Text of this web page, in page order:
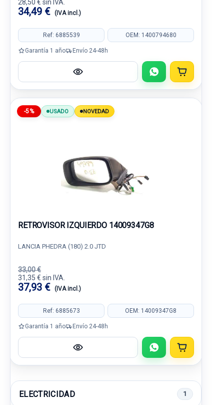
28,50 € sin IVA.
34,49 € (IVA incl.)
Ref: 6885539 OEM: 1400794680
Garantía 1 año Envío 24-48h
-5% USADO NOVEDAD
RETROVISOR IZQUIERDO 14009347G8
LANCIA PHEDRA (180) 2.0 JTD
33,00 €
31,35 € sin IVA.
37,93 € (IVA incl.)
Ref: 6885673 OEM: 14009347G8
Garantía 1 año Envío 24-48h
ELECTRICIDAD 1